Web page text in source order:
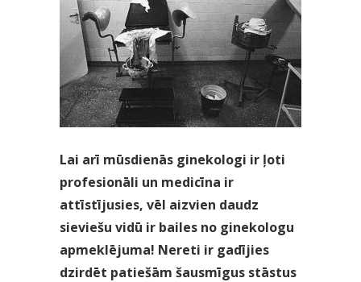
Lai arī mūsdienās ginekologi ir ļoti
profesionāli un medicīna ir
attīstījusies, vēl aizvien daudz
sieviešu vidū ir bailes no ginekologu
apmeklējuma! Nereti ir gadījies
dzirdēt patiešām šausmīgus stāstus